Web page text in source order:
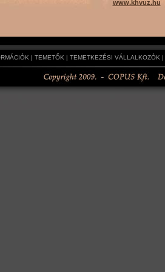
www.khvuz.hu
| TEMETŐK | TEMETKEZÉSI VÁLLALKOZÓK |